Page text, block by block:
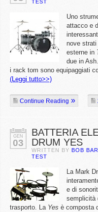
TEST
Uno
attacco e
nove
esterne in
due in
i rack tom sono equipaggiati
(Leggi tutto>>)
Continue Reading
GEN
03
BATTERIA
DRUM YES
WRITTEN BY BOB
TEST
La Mark
e di
semplicità
trasporto. La Yes è composta